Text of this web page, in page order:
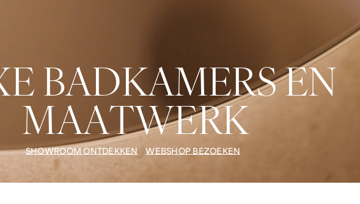
EBADKAMERSEN
MAATWERK
SHOWROOM ONTDEKKEN WEBSHOP BEZOEKEN